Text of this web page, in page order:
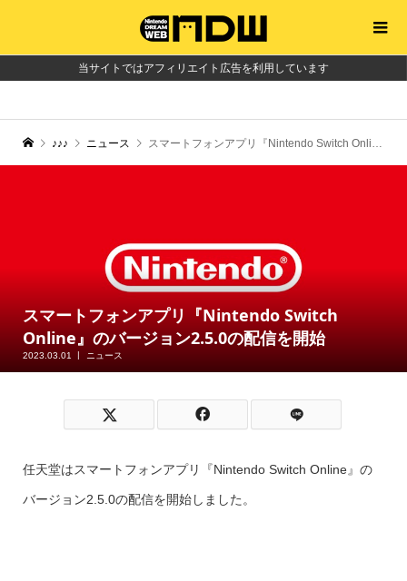
当サイトではアフィリエイト広告を利用しています
♪♪♪ ニュース スマートフォンアプリ『Nintendo Switch Online』のバージョン2.5.0の配信を開始
スマートフォンアプリ『Nintendo Switch
Online』のバージョン2.5.0の配信を開始
2023.03.01 ニュース
任天堂はスマートフォンアプリ『Nintendo Switch Online』の
バージョン2.5.0の配信を開始しました。